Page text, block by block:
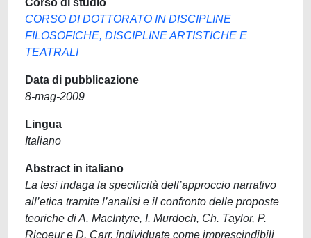
Corso di studio
CORSO DI DOTTORATO IN DISCIPLINE
FILOSOFICHE, DISCIPLINE ARTISTICHE E
TEATRALI
Data di pubblicazione
8-mag-2009
Lingua
Italiano
Abstract in italiano
La tesi indaga la specificità dell’approccio narrativo
all’etica tramite l’analisi e il confronto delle proposte
teoriche di A. MacIntyre, I. Murdoch, Ch. Taylor, P.
Ricoeur e D. Carr, individuate come imprescindibili